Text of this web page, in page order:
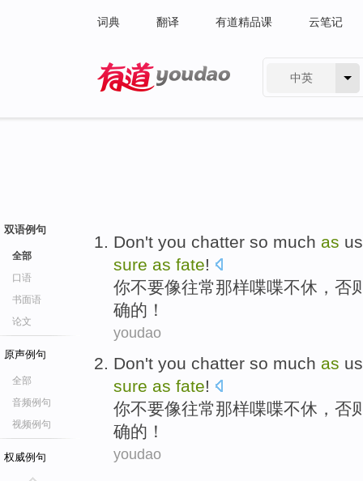
词典 翻译 有道精品课 云笔记
中英
双语例句
全部
口语
书面语
论文
原声例句
全部
音频例句
视频例句
权威例句
Don't you chatter so much as
sure as fate!
你不要像往常那样喋喋不休， 否
确的！
youdao
Don't you chatter so much as
sure as fate!
你不要像往常那样喋喋不休， 否
确的！
youdao